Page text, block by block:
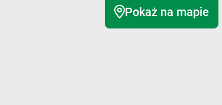
Pokaż na mapie